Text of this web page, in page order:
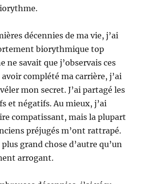
décennies de ma vie, j’ai
biorythmique top
ne savait que j’observais ces
complété ma carrière, j’ai
mon secret. J’ai partagé les
et négatifs. Au mieux, j’ai
compatissant, mais la plupart
préjugés m’ont rattrapé.
grand chose d’autre qu’un
arrogant.